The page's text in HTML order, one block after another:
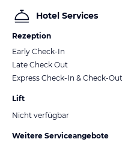
Hotel Services
Rezeption
Early Check-In
Late Check Out
Express Check-In & Check-Out
Lift
Nicht verfügbar
Weitere Serviceangebote